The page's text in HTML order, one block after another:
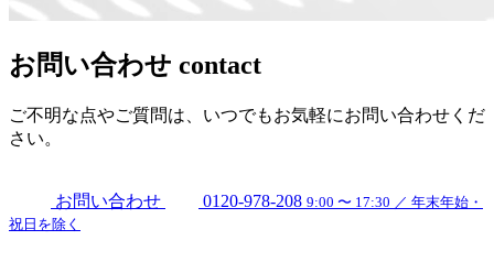
お問い合わせ contact
ご不明な点やご質問は、いつでもお気軽にお問い合わせくだ
さい。
お問い合わせ 0120-978-208 9:00 〜 17:30 ／ 年末年始・
祝日を除く